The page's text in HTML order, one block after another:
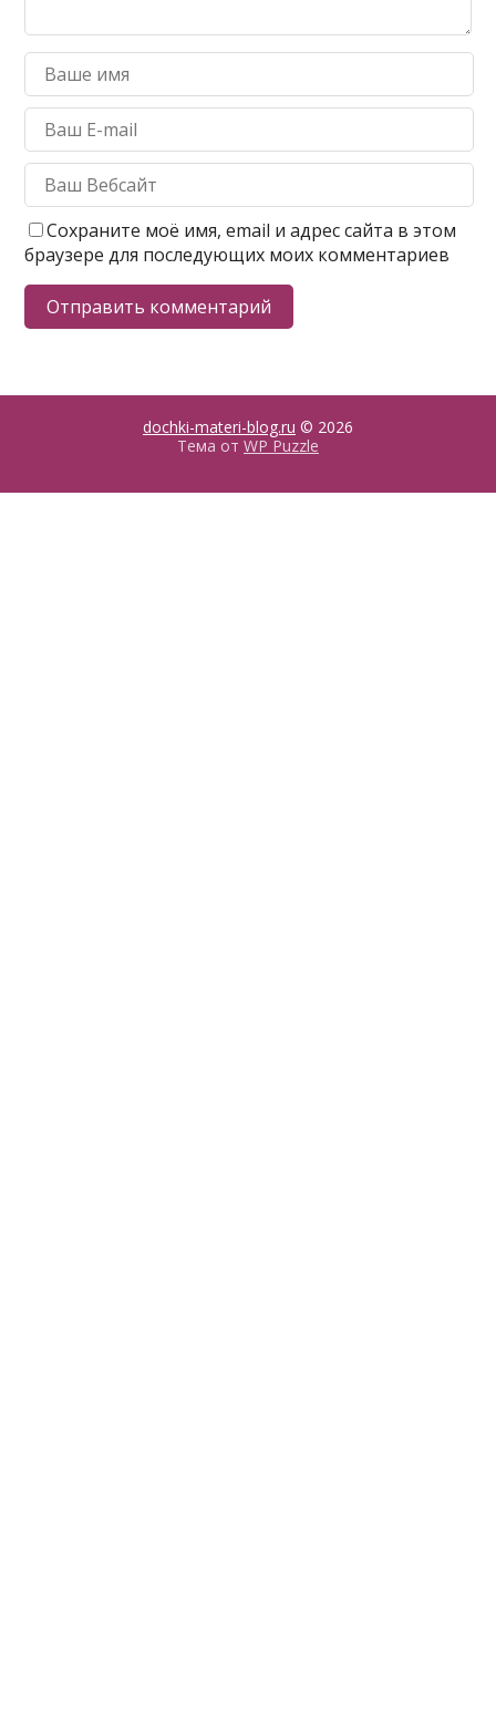
Сохраните моё имя, email и адрес сайта в этом
браузере для последующих моих комментариев
dochki-materi-blog.ru © 2026
Тема от WP Puzzle